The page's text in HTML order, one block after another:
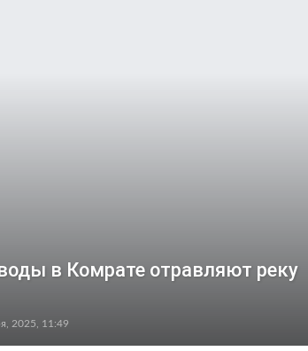
в Комрате отравляют реку
2025, 11:49